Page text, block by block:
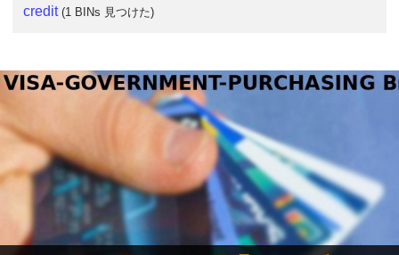
credit (1 BINs 見つけた)